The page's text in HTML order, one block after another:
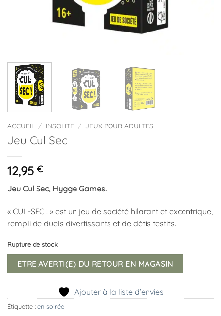
ACCUEIL / INSOLITE / JEUX POUR ADULTES
Jeu Cul Sec
12,95 €
Jeu Cul Sec, Hygge Games.
« CUL-SEC ! » est un jeu de société hilarant et excentrique,
rempli de duels divertissants et de défis festifs.
Rupture de stock
ETRE AVERTI(E) DU RETOUR EN MAGASIN
Ajouter à la liste d’envies
Étiquette : en soirée